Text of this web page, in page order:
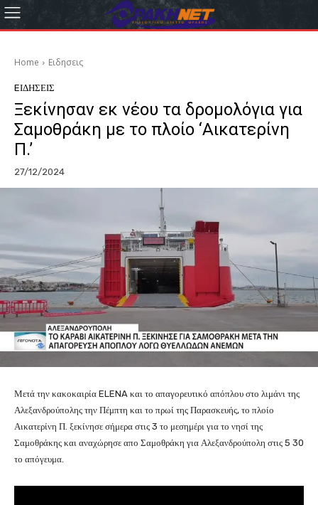
Home Eιδησεις
EΙΔΗΣΕΙΣ
Ξεκίνησαν εκ νέου τα δρομολόγια για
Σαμοθράκη με το πλοίο ‘Αικατερίνη
Π.’
27/12/2024
Μετά την κακοκαιρία ELENA και το απαγορευτικό απόπλου στο λιμάνι της
Αλεξανδρούπολης την Πέμπτη και το πρωί της Παρασκευής, το πλοίο
Αικατερίνη Π. ξεκίνησε σήμερα στις 3 το μεσημέρι για το νησί της
Σαμοθράκης και αναχώρησε απο Σαμοθράκη για Αλεξανδρούπολη στις 5 30
το απόγευμα.